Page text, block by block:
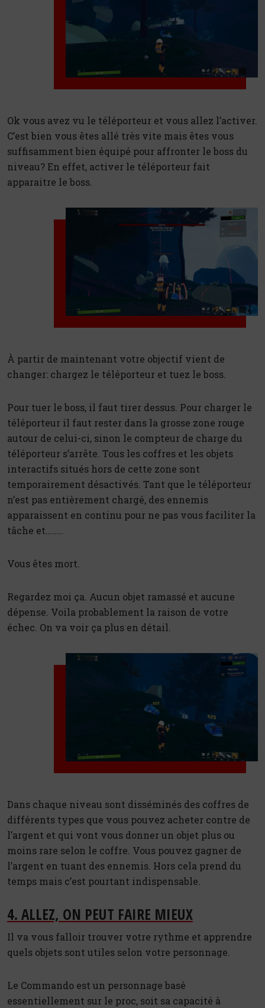
Ok vous avez vu le téléporteur et vous allez l’activer.
C’est bien vous êtes allé très vite mais êtes vous
suffisamment bien équipé pour affronter le boss du
niveau? En effet, activer le téléporteur fait
apparaitre le boss.
À partir de maintenant votre objectif vient de
changer: chargez le téléporteur et tuez le boss.
Pour tuer le boss, il faut tirer dessus. Pour charger le
téléporteur il faut rester dans la grosse zone rouge
autour de celui-ci, sinon le compteur de charge du
téléporteur s’arrête. Tous les coffres et les objets
interactifs situés hors de cette zone sont
temporairement désactivés. Tant que le téléporteur
n’est pas entièrement chargé, des ennemis
apparaissent en continu pour ne pas vous faciliter la
tâche et……..
Vous êtes mort.
Regardez moi ça. Aucun objet ramassé et aucune
dépense. Voila probablement la raison de votre
échec. On va voir ça plus en détail.
Dans chaque niveau sont disséminés des coffres de
différents types que vous pouvez acheter contre de
l’argent et qui vont vous donner un objet plus ou
moins rare selon le coffre. Vous pouvez gagner de
l’argent en tuant des ennemis. Hors cela prend du
temps mais c’est pourtant indispensable.
4. ALLEZ, ON PEUT FAIRE MIEUX
Il va vous falloir trouver votre rythme et apprendre
quels objets sont utiles selon votre personnage.
Le Commando est un personnage basé
essentiellement sur le proc, soit sa capacité à